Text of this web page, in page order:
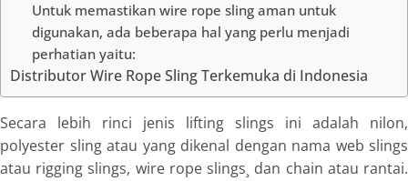
Untuk memastikan wire rope sling aman untuk
digunakan, ada beberapa hal yang perlu menjadi
perhatian yaitu:
Distributor Wire Rope Sling Terkemuka di Indonesia
Secara lebih rinci jenis lifting slings ini adalah nilon,
polyester sling atau yang dikenal dengan nama web slings
atau rigging slings, wire rope slings¸ dan chain atau rantai.